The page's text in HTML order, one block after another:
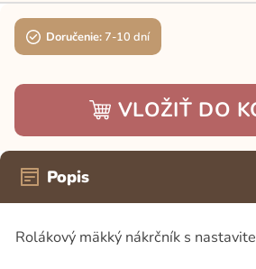
Doručenie:7-10 dní
VLOŽIŤ DO
Popis
Rolákový mäkký nákrčník s